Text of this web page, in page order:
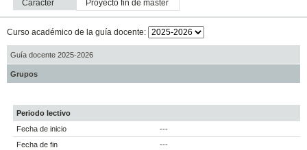
Carácter
proyecto fin de máster
Curso académico de la guía docente:
Guía docente 2025-2026
Grupos
Periodo lectivo
Fecha de inicio
---
Fecha de fin
---